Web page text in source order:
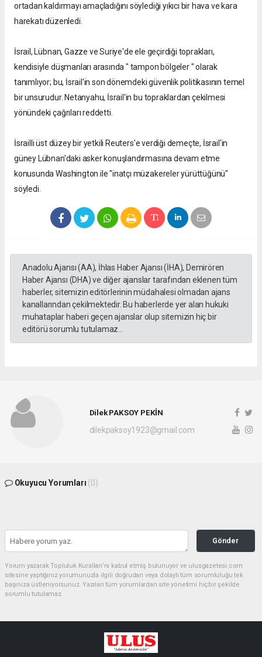
ortadan kaldırmayı amaçladığını söylediği yıkıcı bir hava ve kara
harekatı düzenledi.
İsrail, Lübnan, Gazze ve Suriye'de ele geçirdiği toprakları,
kendisiyle düşmanları arasında " tampon bölgeler " olarak
tanımlıyor; bu, İsrail'in son dönemdeki güvenlik politikasının temel
bir unsurudur. Netanyahu, İsrail'in bu topraklardan çekilmesi
yönündeki çağrıları reddetti.
İsrailli üst düzey bir yetkili Reuters'e verdiği demeçte, İsrail'in
güney Lübnan'daki asker konuşlandırmasına devam etme
konusunda Washington ile "inatçı müzakereler yürüttüğünü"
söyledi.
Anadolu Ajansı (AA), İhlas Haber Ajansı (İHA), Demirören
Haber Ajansı (DHA) ve diğer ajanslar tarafından eklenen tüm
haberler, sitemizin editörlerinin müdahalesi olmadan ajans
kanallarından çekilmektedir. Bu haberlerde yer alan hukuki
muhataplar haberi geçen ajanslar olup sitemizin hiç bir
editörü sorumlu tutulamaz...
Dilek PAKSOY PEKİN
dilekpaksoy1923@gmail.com
Okuyucu Yorumları (0)
Gönder
Yorum yazarak Topluluk Kuralları’nı kabul etmiş bulunuyor ve ulusgazetesi.com
sitesine yaptığınız yorumunuzla ilgili doğrudan veya dolaylı tüm sorumluluğu tek
başınıza üstleniyorsunuz. Yazılan tüm yorumlardan site yönetimi hiçbir şekilde
sorumlu tutulamaz.